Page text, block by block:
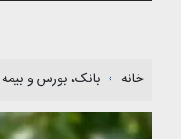
خانه بانک، بورس و بیمه